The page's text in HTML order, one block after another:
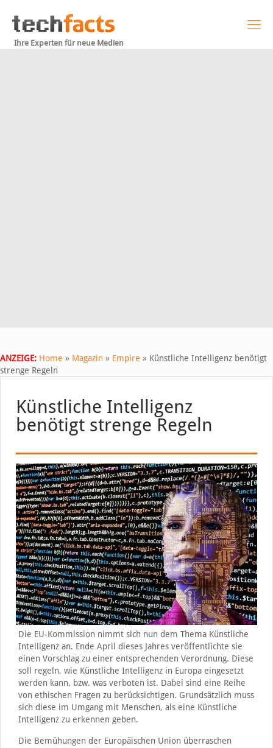
Ihre Experten für neue Medien
ANZEIGE: Home » Magazin » Empire » Künstliche Intelligenz benötigt
strenge Regeln
Künstliche Intelligenz
benötigt strenge Regeln
Die EU-Kommission nimmt sich nun dem Thema Künstliche
Intelligenz an. Ende April dieses Jahres veröffentlichte sie
einen Vorschlag zu einer entsprechenden Verordnung. Diese
soll regeln, wie Künstliche Intelligenz in Europa eingesetzt
werden kann, bzw. was verboten ist. Dabei sind eine Reihe
von ethischen Fragen zu berücksichtigen. Grundsätzlich muss
sich diese im Umgang mit Menschen, als eine Künstliche
Intelligenz zu erkennen geben.
Die Bemühungen der Europäischen Union überraschen